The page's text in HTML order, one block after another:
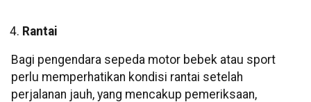
Rantai
Bagi pengendara sepeda motor bebek atau sport
perlu memperhatikan kondisi rantai setelah
perjalanan jauh, yang mencakup pemeriksaan,